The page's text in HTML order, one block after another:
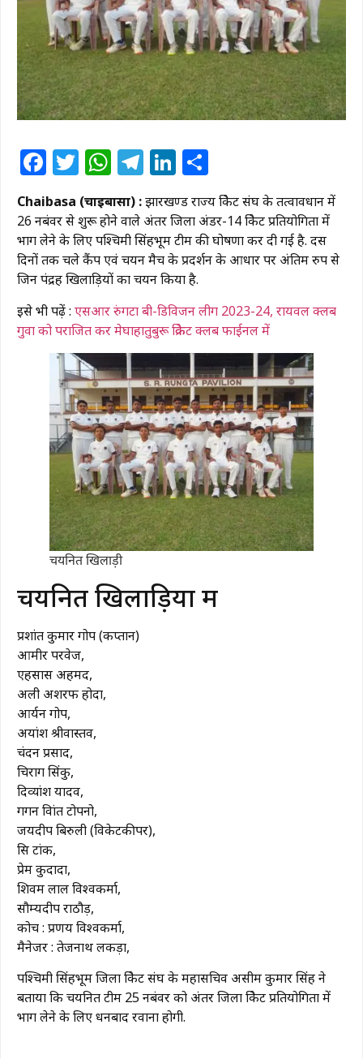
Facebook
Twitter
WhatsApp
Telegram
LinkedIn
Chaibasa (चाईबासा) :झारखण्ड राज्य क्रिकेट संघ के तत्वावधान में
26 नबंवर से शुरू होने वाले अंतर जिला अंडर-14 क्रिकेट प्रतियोगिता में
भाग लेने के लिए पश्चिमी सिंहभूम टीम की घोषणा कर दी गई है. दस
दिनों तक चले कैंप एवं चयन मैच के प्रदर्शन के आधार पर अंतिम रुप से
जिन पंद्रह खिलाड़ियों का चयन किया है.
इसे भी पढ़ें : एसआर रुंगटा बी-डिविजन लीग 2023-24, रायवल क्लब
गुवा को पराजित कर मेघाहातुबुरू क्रिकेट क्लब फाईनल में
चयनित खिलाड़ी
चयनित खिलाड़ियों में
प्रशांत कुमार गोप (कप्तान)
आमीर परवेज,
एहसास अहमद,
अली अशरफ होदा,
आर्यन गोप,
अयांश श्रीवास्तव,
चंदन प्रसाद,
चिराग सिंकु,
दिव्यांश यादव,
गगन विक्रांत टोपनो,
जयदीप बिरुली (विकेटकीपर),
क्रिस टांक,
प्रेम कुदादा,
शिवम लाल विश्वकर्मा,
सौम्यदीप राठौड़,
कोच : प्रणय विश्वकर्मा,
मैनेजर : तेजनाथ लकड़ा,
पश्चिमी सिंहभूम जिला क्रिकेट संघ के महासचिव असीम कुमार सिंह ने
बताया कि चयनित टीम 25 नबंवर को अंतर जिला क्रिकेट प्रतियोगिता में
भाग लेने के लिए धनबाद रवाना होगी.